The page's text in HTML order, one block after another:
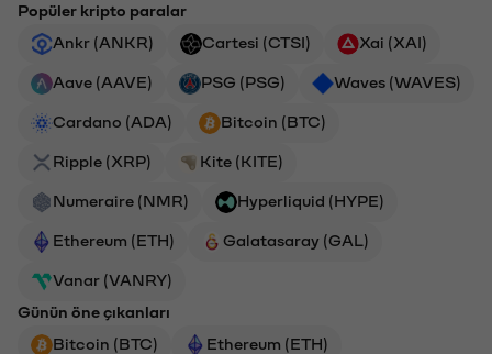
Popüler kripto paralar
Ankr (ANKR)
Cartesi (CTSI) Xai (XAI)
Aave (AAVE) PSG (PSG) Waves (WAVES)
Cardano (ADA) Bitcoin (BTC)
Ripple (XRP) Kite (KITE)
Numeraire (NMR) Hyperliquid (HYPE)
Ethereum (ETH) Galatasaray (GAL)
Vanar (VANRY)
Günün öne çıkanları
Bitcoin (BTC)
Ethereum (ETH)